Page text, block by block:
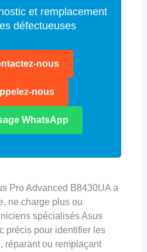
et remplacement
défectueuses
nous
nous
WhatsApp
Pro Advanced B8430UA a
ne charge plus ou
spécialisés Asus
précis pour identifier les
réparant ou remplaçant